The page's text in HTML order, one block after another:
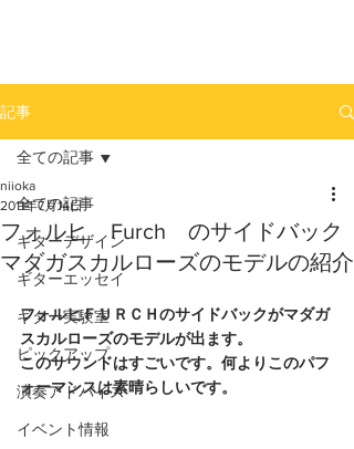
記事
全ての記事
ギターデザイン
ギターエッセイ
ギター実験室
ピックアップ
演奏アドバイス
イベント情報
全ての記事
フォルヒ Furch のサイドバック
マダガスカルローズのモデルの紹介
niioka
2011年7月14日
フォルヒＦＵＲＣＨのサイドバックがマダガ
スカルローズのモデルが出ます。
このサウンドはすごいです。何よりこのパフ
ォーマンスは素晴らしいです。